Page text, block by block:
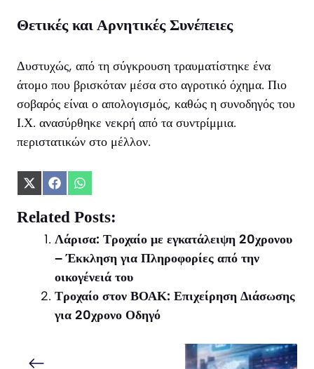
Θετικές και Αρνητικές Συνέπειες
Δυστυχώς, από τη σύγκρουση τραυματίστηκε ένα
άτομο που βρισκόταν μέσα στο αγροτικό όχημα. Πιο
σοβαρός είναι ο απολογισμός, καθώς η συνοδηγός του
Ι.Χ. ανασύρθηκε νεκρή από τα συντρίμμια.
περιστατικών στο μέλλον.
Share
X
(Twitter)
Share
Facebook
Share
WhatsApp
Related Posts:
Λάρισα: Τροχαίο με εγκατάλειψη 20χρονου
– Έκκληση για Πληροφορίες από την
οικογένειά του
Τροχαίο στον ΒΟΑΚ: Επιχείρηση Διάσωσης
για 20χρονο Οδηγό